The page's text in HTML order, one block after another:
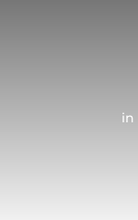
in